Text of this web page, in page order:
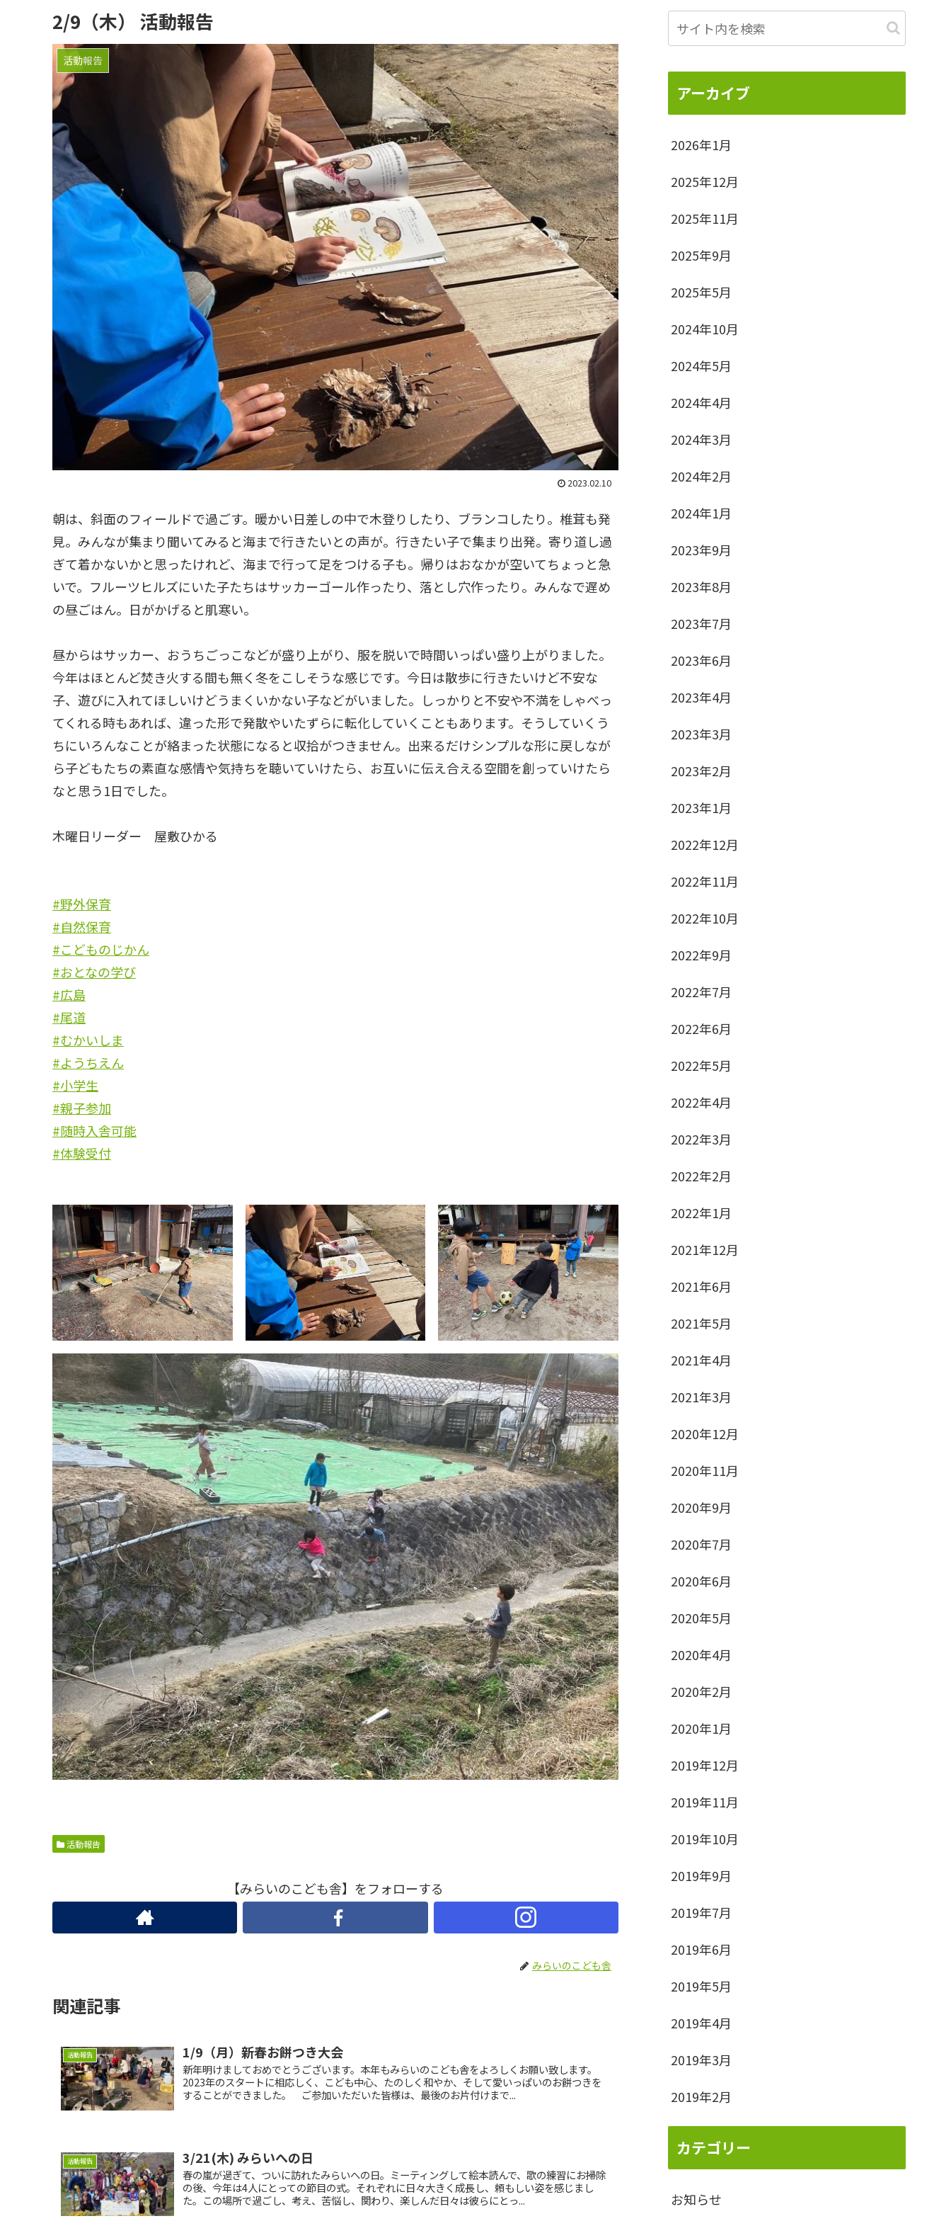
2/9（木） 活動報告
活動報告
2023.02.10
朝は、斜面のフィールドで過ごす。暖かい日差しの中で木登りしたり、ブランコしたり。椎茸も発
見。みんなが集まり聞いてみると海まで行きたいとの声が。行きたい子で集まり出発。寄り道し過
ぎて着かないかと思ったけれど、海まで行って足をつける子も。帰りはおなかが空いてちょっと急
いで。フルーツヒルズにいた子たちはサッカーゴール作ったり、落とし穴作ったり。みんなで遅め
の昼ごはん。日がかげると肌寒い。
昼からはサッカー、おうちごっこなどが盛り上がり、服を脱いで時間いっぱい盛り上がりました。
今年はほとんど焚き火する間も無く冬をこしそうな感じです。今日は散歩に行きたいけど不安な
子、遊びに入れてほしいけどうまくいかない子などがいました。しっかりと不安や不満をしゃべっ
てくれる時もあれば、違った形で発散やいたずらに転化していくこともあります。そうしていくう
ちにいろんなことが絡まった状態になると収拾がつきません。出来るだけシンプルな形に戻しなが
ら子どもたちの素直な感情や気持ちを聴いていけたら、お互いに伝え合える空間を創っていけたら
なと思う1日でした。
木曜日リーダー 屋敷ひかる
#野外保育
#自然保育
#こどものじかん
#おとなの学び
#広島
#尾道
#むかいしま
#ようちえん
#小学生
#親子参加
#随時入舎可能
#体験受付
活動報告
【みらいのこども舎】をフォローする
みらいのこども舎
関連記事
活動報告 1/9（月）新春お餅つき大会
新年明けましておめでとうございます。本年もみらいのこども舎をよろしくお願い致します。
2023年のスタートに相応しく、こども中心、たのしく和やか、そして愛いっぱいのお餅つきを
することができました。 ご参加いただいた皆様は、最後のお片付けまで...
活動報告 3/21(木) みらいへの日
春の嵐が過ぎて、ついに訪れたみらいへの日。ミーティングして絵本読んで、歌の練習にお掃除
の後、今年は4人にとっての節目の式。それぞれに日々大きく成長し、頼もしい姿を感じまし
た。この場所で過ごし、考え、苦悩し、関わり、楽しんだ日々は彼らにとっ...
アーカイブ
2026年1月
2025年12月
2025年11月
2025年9月
2025年5月
2024年10月
2024年5月
2024年4月
2024年3月
2024年2月
2024年1月
2023年9月
2023年8月
2023年7月
2023年6月
2023年4月
2023年3月
2023年2月
2023年1月
2022年12月
2022年11月
2022年10月
2022年9月
2022年7月
2022年6月
2022年5月
2022年4月
2022年3月
2022年2月
2022年1月
2021年12月
2021年6月
2021年5月
2021年4月
2021年3月
2020年12月
2020年11月
2020年9月
2020年7月
2020年6月
2020年5月
2020年4月
2020年2月
2020年1月
2019年12月
2019年11月
2019年10月
2019年9月
2019年7月
2019年6月
2019年5月
2019年4月
2019年3月
2019年2月
カテゴリー
お知らせ